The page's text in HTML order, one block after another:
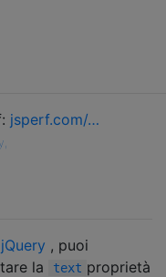
jsperf.com/…
jQuery , puoi
la
text proprietà